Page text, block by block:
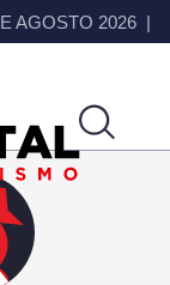
AGOSTO 2026